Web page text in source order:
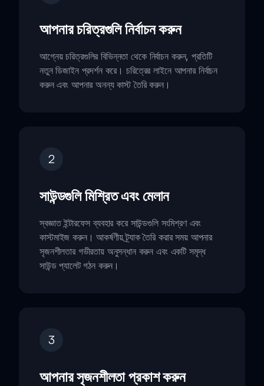
আপনার চরিত্রগুলি নির্বাচন করুন
আগ্নেয় চরিত্রগুলির বিভিন্নতা থেকে নির্বাচন করুন, প্রতিটি
নতুন ডিজাইন প্রদর্শন করে। চরিত্রের লাইনে আপনার নির্বাচন
করুন এবং আপনার অনন্য কাস্ট তৈরি করুন।
2
সাউন্ডগুলি মিশ্রিত এবং মেলান
স্বজ্ঞাত ইন্টারফেস ব্যবহার করে সাউন্ডগুলি সংমিশ্রণ এবং
কাস্টমাইজ করুন। আকর্ষণীয় ট্র্যাক তৈরি করার সময় আপনার
সৃজনশীলতার গভীরতায় অনুসন্ধান করুন এবং একটি সমৃদ্ধ
সাউন্ড প্যালেট গঠন করুন।
3
আপনার সৃজনশীলতা প্রকাশ করুন